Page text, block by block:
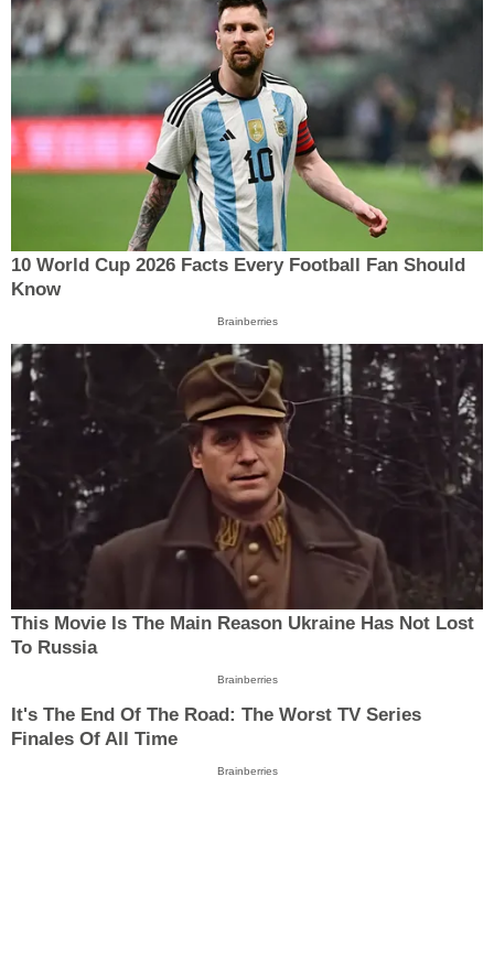
10 World Cup 2026 Facts Every Football Fan Should
Know
Brainberries
This Movie Is The Main Reason Ukraine Has Not Lost
To Russia
Brainberries
It's The End Of The Road: The Worst TV Series
Finales Of All Time
Brainberries